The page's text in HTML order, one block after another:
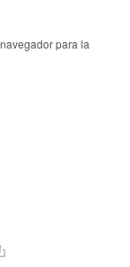
para la